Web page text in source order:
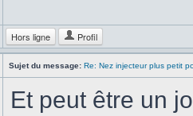
Hors ligne Profil
Sujet du message: Re: Nez injecteur plus petit
Et peut être un